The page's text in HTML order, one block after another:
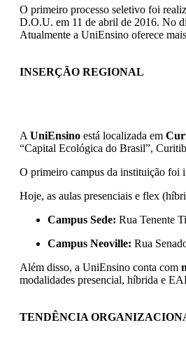
O primeiro processo seletivo foi
D.O.U. em 11 de abril de 2016. No
Atualmente a UniEnsino oferece
INSERÇÃO REGIONAL
A UniEnsino está localizada em
“Capital Ecológica do Brasil”,
O primeiro campus da instituição foi
Hoje, as aulas presenciais e flex
Campus Sede: Rua Tenente
Campus Neoville: Rua
Além disso, a UniEnsino conta com
modalidades presencial, híbrida e
TENDÊNCIA